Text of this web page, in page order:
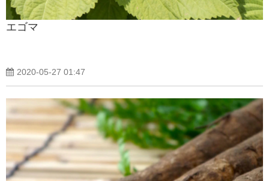
エゴマ
2020-05-27 01:47